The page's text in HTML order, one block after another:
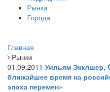
Рынки
Города
Главная
Рынки
01.09.2011 Уильям Экклшер,
ближайшее время на
эпоха перемен»